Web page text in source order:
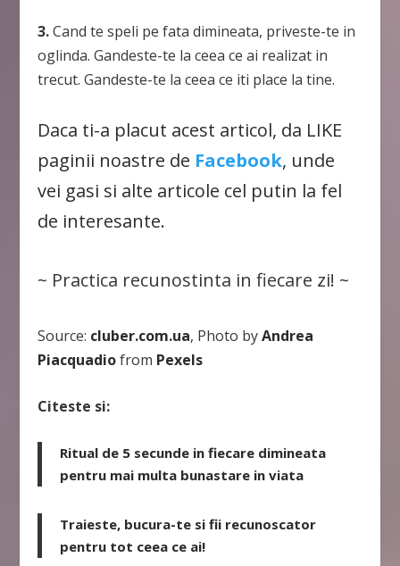
3.Cand te speli pe fata dimineata, priveste-te in
oglinda. Gandeste-te la ceea ce ai realizat in
trecut. Gandeste-te la ceea ce iti place la tine.
Daca ti-a placut acest articol, da LIKE
paginii noastre de Facebook, unde
vei gasi si alte articole cel putin la fel
de interesante.
~ Practica recunostinta in fiecare zi! ~
Source: cluber.com.ua, Photo byAndrea
Piacquadiofrom Pexels
Citeste si:
Ritual de 5 secunde in fiecare dimineata
pentru mai multa bunastare in viata
Traieste, bucura-te si fii recunoscator
pentru tot ceea ce ai!